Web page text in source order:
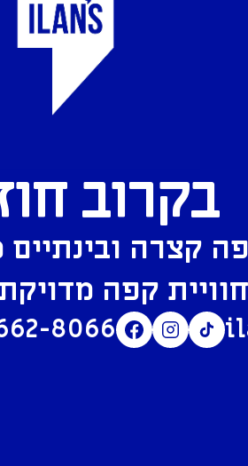
בקרוב
קצרה ובינתיים
קפה
8066